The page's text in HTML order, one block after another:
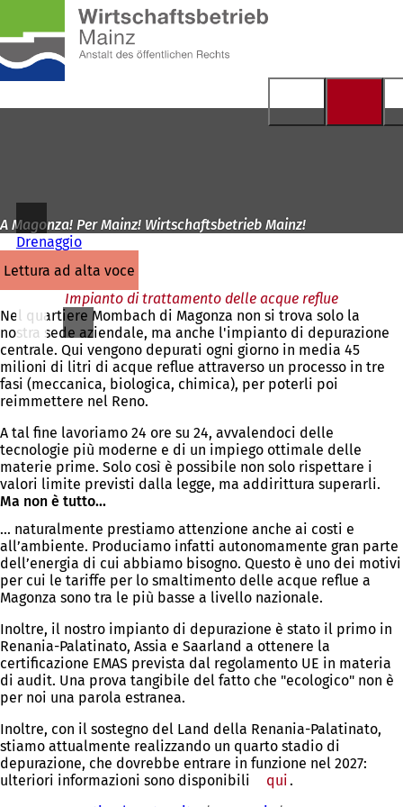
Vai al contenuto
iniziale
A Magonza! Per Mainz! Wirtschaftsbetrieb Mainz!
Drenaggio
lettura ad alta voce
Impianto di trattamento delle acque reflue
Nel quartiere Mombach di Magonza non si trova solo la
nostra sede aziendale, ma anche l'impianto di depurazione
centrale. Qui vengono depurati ogni giorno in media 45
milioni di litri di acque reflue attraverso un processo in tre
fasi (meccanica, biologica, chimica), per poterli poi
reimmettere nel Reno.
A tal fine lavoriamo 24 ore su 24, avvalendoci delle
tecnologie più moderne e di un impiego ottimale delle
materie prime. Solo così è possibile non solo rispettare i
valori limite previsti dalla legge, ma addirittura superarli.
Ma non è tutto...
... naturalmente prestiamo attenzione anche ai costi e
all’ambiente. Produciamo infatti autonomamente gran parte
dell’energia di cui abbiamo bisogno. Questo è uno dei motivi
per cui le tariffe per lo smaltimento delle acque reflue a
Magonza sono tra le più basse a livello nazionale.
Inoltre, il nostro impianto di depurazione è stato il primo in
Renania-Palatinato, Assia e Saarland a ottenere la
certificazione EMAS prevista dal regolamento UE in materia
di audit. Una prova tangibile del fatto che "ecologico" non è
per noi una parola estranea.
Inoltre, con il sostegno del Land della Renania-Palatinato,
stiamo attualmente realizzando un quarto stadio di
depurazione, che dovrebbe entrare in funzione nel 2027:
ulteriori informazioni sono disponibili
qui.